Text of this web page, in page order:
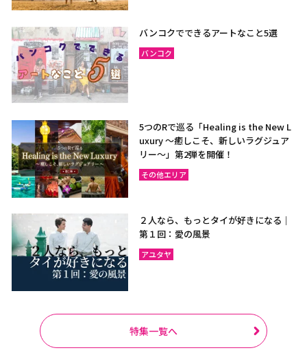
バンコクでできるアートなこと5選
バンコク
5つのRで巡る「Healing is the New L
uxury ～癒しこそ、新しいラグジュア
リー〜」第2弾を開催！
その他エリア
２人なら、もっとタイが好きになる｜
第１回：愛の風景
アユタヤ
特集一覧へ